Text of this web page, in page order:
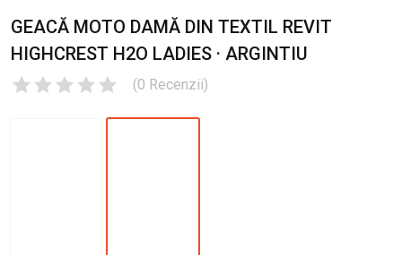
GEACĂ MOTO DAMĂ DIN TEXTIL REVIT
HIGHCREST H2O LADIES · ARGINTIU
(0 Recenzii)